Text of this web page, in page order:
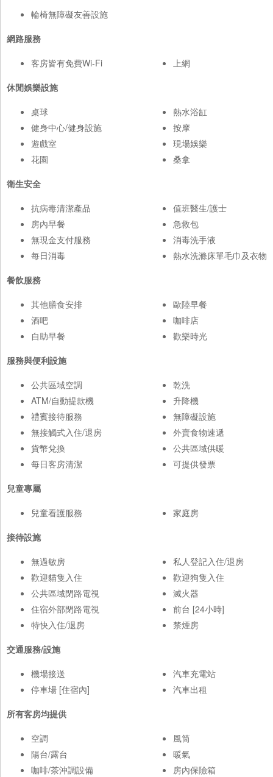
輪椅無障礙友善設施
網路服務
客房皆有免費Wi-Fi
上網
休閒娛樂設施
桌球
健身中心/健身設施
遊戲室
花園
熱水浴缸
按摩
現場娛樂
桑拿
衛生安全
抗病毒清潔產品
房內早餐
無現金支付服務
每日消毒
值班醫生/護士
急救包
消毒洗手液
熱水洗滌床單毛巾及衣物
餐飲服務
其他膳食安排
酒吧
自助早餐
歐陸早餐
咖啡店
歡樂時光
服務與便利設施
公共區域空調
ATM/自動提款機
禮賓接待服務
無接觸式入住/退房
貨幣兌換
每日客房清潔
乾洗
升降機
無障礙設施
外賣食物速遞
公共區域供暖
可提供發票
兒童專屬
兒童看護服務
家庭房
接待設施
無過敏房
歡迎貓隻入住
公共區域閉路電視
住宿外部閉路電視
特快入住/退房
私人登記入住/退房
歡迎狗隻入住
滅火器
前台 [24小時]
禁煙房
交通服務/設施
機場接送
停車場 [住宿內]
汽車充電站
汽車出租
所有客房均提供
空調
陽台/露台
咖啡/茶沖調設備
風筒
暖氣
房內保險箱